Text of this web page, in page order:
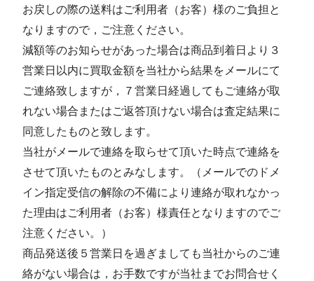
お戻しの際の送料はご利用者（お客）様のご負担と
なりますので，ご注意ください。
減額等のお知らせがあった場合は商品到着日より３
営業日以内に買取金額を当社から結果をメールにて
ご連絡致しますが，７営業日経過してもご連絡が取
れない場合またはご返答頂けない場合は査定結果に
同意したものと致します。
当社がメールで連絡を取らせて頂いた時点で連絡を
させて頂いたものとみなします。（メールでのドメ
イン指定受信の解除の不備により連絡が取れなかっ
た理由はご利用者（お客）様責任となりますのでご
注意ください。）
商品発送後５営業日を過ぎましても当社からのご連
絡がない場合は，お手数ですが当社までお問合せく